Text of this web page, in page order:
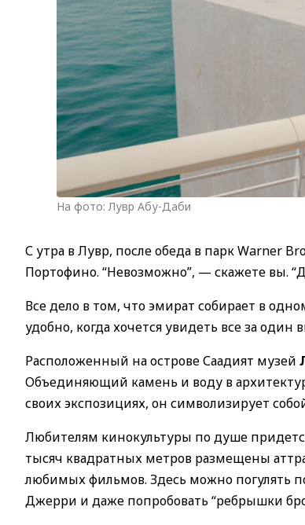
На фото: Лувр Абу-Даби
С утра в Лувр, после обеда в парк Warner
Портофино. “Невозможно”, — скажете вы.
Все дело в том, что эмират собирает в
удобно, когда хочется увидеть все за один
Расположенный на острове Саадият музей
Объединяющий камень и воду в
своих экспозициях, он символизирует
Любителям кинокультуры по душе
тысяч квадратных метров размещены
любимых фильмов. Здесь можно погулять
Джерри и даже попробовать “ребрышки